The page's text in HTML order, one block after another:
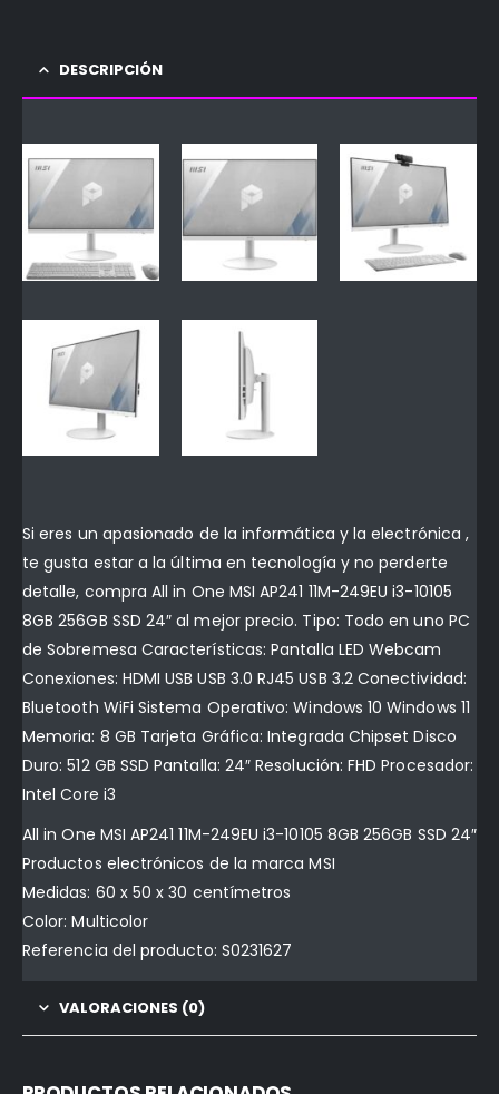
DESCRIPCIÓN
Si eres un apasionado de la informática y la electrónica ,
te gusta estar a la última en tecnología y no perderte
detalle, compra All in One MSI AP241 11M-249EU i3-10105
8GB 256GB SSD 24″ al mejor precio. Tipo: Todo en uno PC
de Sobremesa Características: Pantalla LED Webcam
Conexiones: HDMI USB USB 3.0 RJ45 USB 3.2 Conectividad:
Bluetooth WiFi Sistema Operativo: Windows 10 Windows 11
Memoria: 8 GB Tarjeta Gráfica: Integrada Chipset Disco
Duro: 512 GB SSD Pantalla: 24″ Resolución: FHD Procesador:
Intel Core i3
All in One MSI AP241 11M-249EU i3-10105 8GB 256GB SSD 24″
Productos electrónicos de la marca MSI
Medidas: 60 x 50 x 30 centímetros
Color: Multicolor
Referencia del producto: S0231627
VALORACIONES (0)